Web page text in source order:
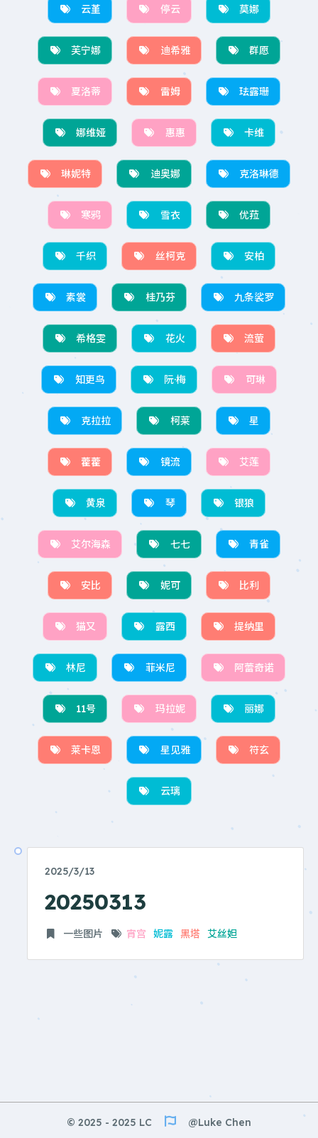
云堇 停云 莫娜
芙宁娜 迪希雅 群愿
夏洛蒂 雷姆 珐露珊
娜维娅 惠惠 卡维
琳妮特 迪奥娜 克洛琳德
寒鸦 雪衣 优菈
千织 丝柯克 安柏
素裳 桂乃芬 九条裟罗
希格雯 花火 流萤
知更鸟 阮·梅 可琳
克拉拉 柯莱 星
藿藿 镜流 艾莲
黄泉 琴 银狼
艾尔海森 七七 青雀
安比 妮可 比利
猫又 露西 提纳里
林尼 菲米尼 阿蕾奇诺
11号 玛拉妮 丽娜
莱卡恩 星见雅 符玄
云璃
2025/3/13
20250313
一些图片 宵宫 妮露 黑塔 艾丝妲
© 2025 - 2025 LC @Luke Chen